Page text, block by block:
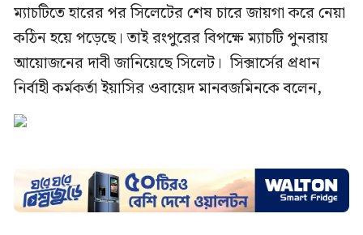
ম্যাচটিতে হারের পর সিলেটের শেষ চারে জায়গা করে নেয়া
কঠিন হয়ে পড়েছে। তাই রংপুরের বিপক্ষে ম্যাচটি পুনরায়
আয়োজনের দাবী জানিয়েছে সিলেট। সিক্সার্সের প্রধান
নির্বাহী কর্মকর্তা ইয়াসির ওবায়েদ মানবজমিনকে বলেন,